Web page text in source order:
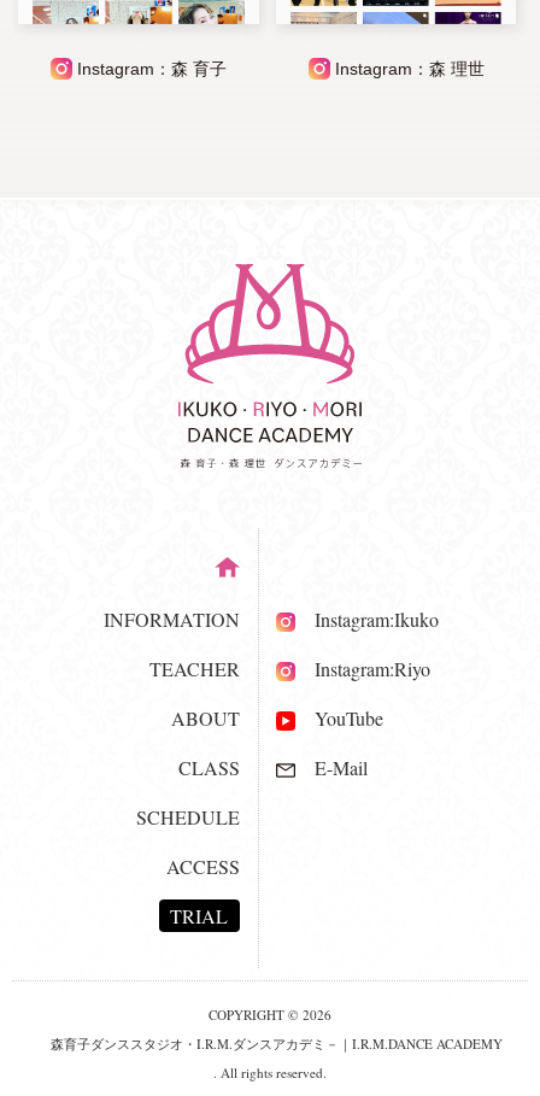
Instagram：森 育子 Instagram：森 理世
INFORMATION
TEACHER
ABOUT
CLASS
SCHEDULE
ACCESS
TRIAL
Instagram:Ikuko
Instagram:Riyo
YouTube
E-Mail
COPYRIGHT © 2026
森育子ダンススタジオ・I.R.M.ダンスアカデミ－｜I.R.M.DANCE ACADEMY
. All rights reserved.